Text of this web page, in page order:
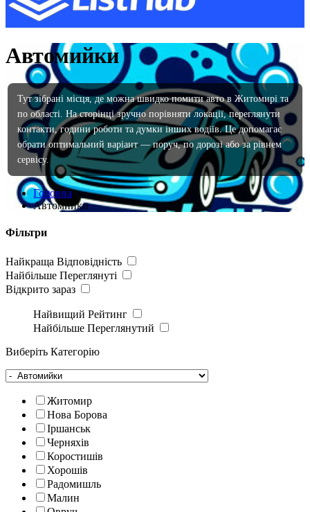
Автомийки
Тут зібрані місця, де можна швидко помити авто в Житомирі та
по області. На сторінці зручно порівняти локації, переглянути
контакти, години роботи та думки інших водіїв. Це допомагає
обрати оптимальний варіант — поруч, по дорозі або за рівнем
сервісу.
Головна
Автомийки
Фільтри
Найкраща Відповідність
Найбільше Переглянуті
Відкрито зараз
Найвищий Рейтинг
Найбільше Переглянутий
Виберіть Категорію
Житомир
Нова Борова
Іршанськ
Черняхів
Коростишів
Хорошів
Радомишль
Малин